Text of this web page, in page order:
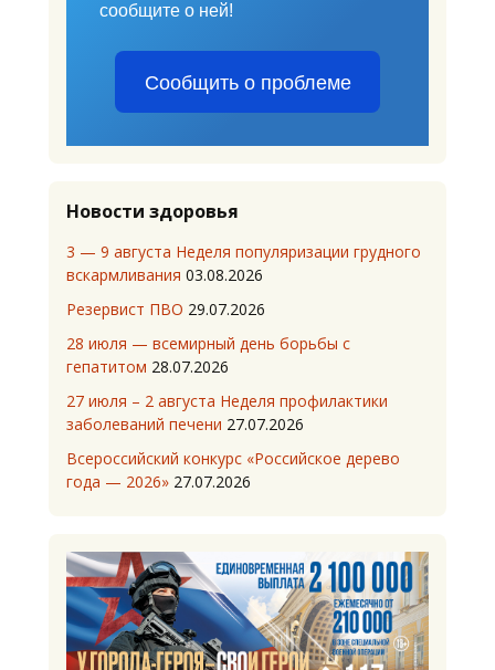
сообщите о ней!
Сообщить о проблеме
Новости здоровья
3 — 9 августа Неделя популяризации грудного
вскармливания 03.08.2026
Резервист ПВО 29.07.2026
28 июля — всемирный день борьбы с
гепатитом 28.07.2026
27 июля – 2 августа Неделя профилактики
заболеваний печени 27.07.2026
Всероссийский конкурс «Российское дерево
года — 2026» 27.07.2026